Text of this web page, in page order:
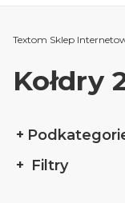
Textom Sklep
Kołdry
Filtry